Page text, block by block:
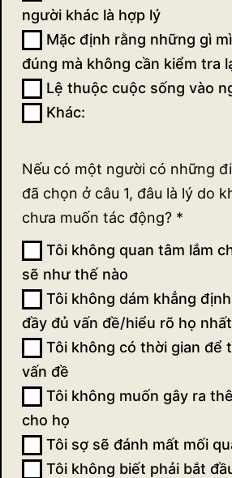
người khác là hợp lý
Mặc định rằng những gì
đúng mà không cần kiểm tra
Lệ thuộc cuộc sống vào
Khác:
Nếu có một người có những
đã chọn ở câu 1, đâu là lý do
chưa muốn tác động? *
Tôi không quan tâm lắm
sẽ như thế nào
Tôi không dám khẳng
đầy đủ vấn đề/hiểu rõ họ nhất
Tôi không có thời gian để
vấn đề
Tôi không muốn gây ra
cho họ
Tôi sợ sẽ đánh mất mối
Tôi không biết phải bắt